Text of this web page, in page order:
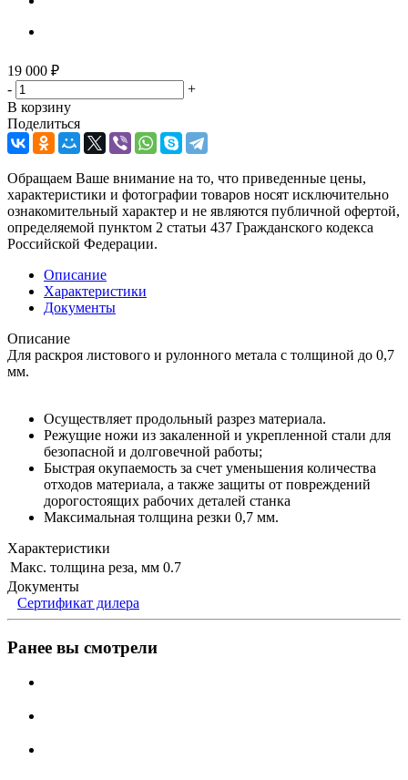
19 000 ₽
-
+
В корзину
Поделиться
Обращаем Ваше внимание на то, что приведенные цены,
характеристики и фотографии товаров носят исключительно
ознакомительный характер и не являются публичной офертой,
определяемой пунктом 2 статьи 437 Гражданского кодекса
Российской Федерации.
Описание
Характеристики
Документы
Описание
Для раскроя листового и рулонного метала с толщиной до 0,7
мм.
Осуществляет продольный разрез материала.
Режущие ножи из закаленной и укрепленной стали для
безопасной и долговечной работы;
Быстрая окупаемость за счет уменьшения количества
отходов материала, а также защиты от повреждений
дорогостоящих рабочих деталей станка
Максимальная толщина резки 0,7 мм.
Характеристики
Макс. толщина реза, мм 0.7
Документы
Сертификат дилера
Ранее вы смотрели